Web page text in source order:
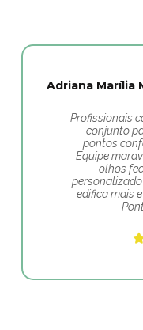
Adriana Marília
Profissionais
conjunto
pontos
Equipe
olhos
edifica mais